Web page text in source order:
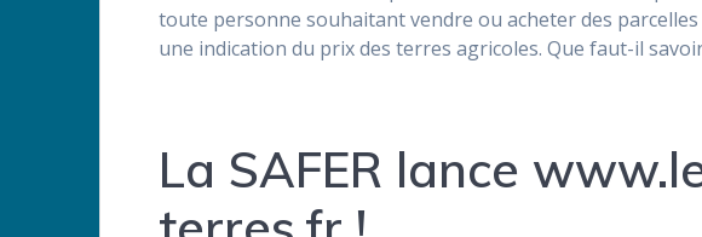
toute personne souhaitant vendre ou acheter des parcelles
une indication du prix des terres agricoles. Que faut-il
La SAFER lance